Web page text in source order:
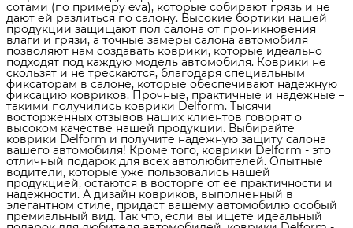
сотами (по примеру eva), которые собирают грязь и не
дают ей разлиться по салону. Высокие бортики нашей
продукции защищают пол салона от проникновения
влаги и грязи, а точные замеры салона автомобиля
позволяют нам создавать коврики, которые идеально
подходят под каждую модель автомобиля. Коврики не
скользят и не трескаются, благодаря специальным
фиксаторам в салоне, которые обеспечивают надежную
фиксацию ковриков. Прочные, практичные и надежные –
такими получились коврики Delform. Тысячи
восторженных отзывов наших клиентов говорят о
высоком качестве нашей продукции. Выбирайте
коврики Delform и получите надежную защиту салона
вашего автомобиля! Кроме того, коврики Delform - это
отличный подарок для всех автолюбителей. Опытные
водители, которые уже пользовались нашей
продукцией, остаются в восторге от ее практичности и
надежности. А дизайн ковриков, выполненный в
элегантном стиле, придаст вашему автомобилю особый
премиальный вид. Так что, если вы ищете идеальный